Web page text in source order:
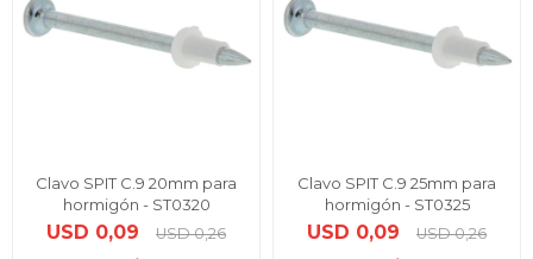
Clavo SPIT C.9 20mm para
hormigón - ST0320
USD 0,09 USD 0,26
Clavo SPIT C.9 25mm para
hormigón - ST0325
USD 0,09 USD 0,26